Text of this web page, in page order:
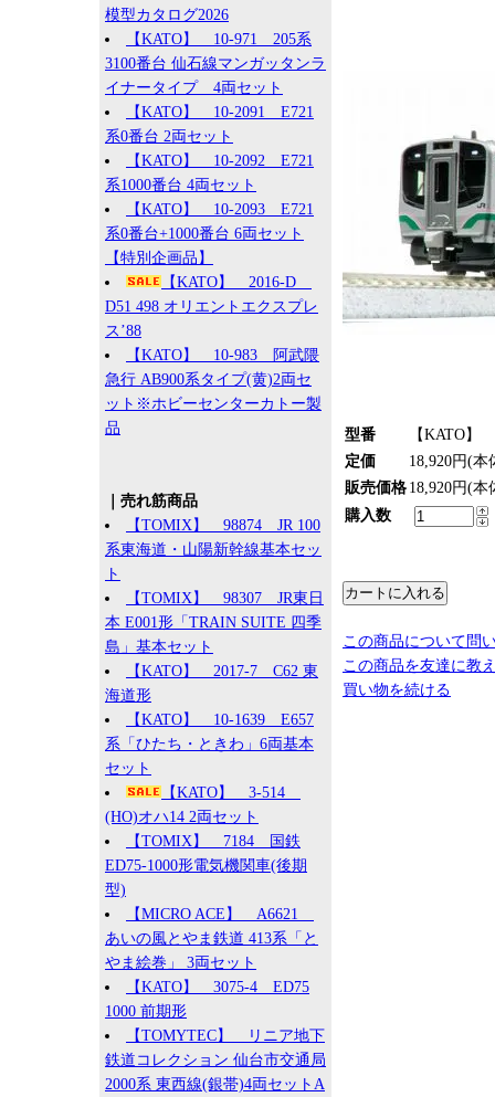
模型カタログ2026
【KATO】 10-971 205系
3100番台 仙石線マンガッタンラ
イナータイプ 4両セット
【KATO】 10-2091 E721
系0番台 2両セット
【KATO】 10-2092 E721
系1000番台 4両セット
【KATO】 10-2093 E721
系0番台+1000番台 6両セット
【特別企画品】
【KATO】 2016-D
D51 498 オリエントエクスプレ
ス’88
【KATO】 10-983 阿武隈
急行 AB900系タイプ(黄)2両セ
ット※ホビーセンターカトー製
品
｜売れ筋商品
【TOMIX】 98874 JR 100
系東海道・山陽新幹線基本セッ
ト
【TOMIX】 98307 JR東日
本 E001形「TRAIN SUITE 四季
島」基本セット
【KATO】 2017-7 C62 東
海道形
【KATO】 10-1639 E657
系「ひたち・ときわ」6両基本
セット
【KATO】 3-514
(HO)オハ14 2両セット
【TOMIX】 7184 国鉄
ED75-1000形電気機関車(後期
型)
【MICRO ACE】 A6621
あいの風とやま鉄道 413系「と
やま絵巻」 3両セット
【KATO】 3075-4 ED75
1000 前期形
【TOMYTEC】 リニア地下
鉄道コレクション 仙台市交通局
2000系 東西線(銀帯)4両セットA
型番
【KATO】
定価
18,920円(本
販売価格 18,920円(本
購入数
この商品について問
この商品を友達に教
買い物を続ける